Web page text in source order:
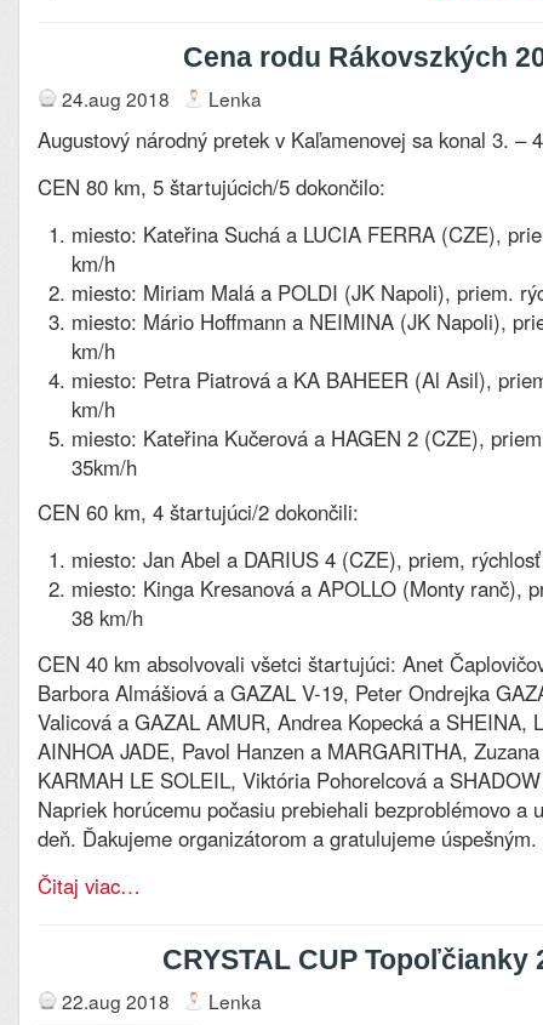
Cena rodu Rákovszkých
24.aug 2018 Lenka
Augustový národný pretek v Kaľamenovej sa konal 3. –
CEN 80 km, 5 štartujúcich/5 dokončilo:
miesto: Kateřina Suchá a LUCIA FERRA (CZE),
km/h
miesto: Miriam Malá a POLDI (JK Napoli), priem.
miesto: Mário Hoffmann a NEIMINA (JK Napoli),
km/h
miesto: Petra Piatrová a KA BAHEER (Al Asil),
km/h
miesto: Kateřina Kučerová a HAGEN 2 (CZE),
35km/h
CEN 60 km, 4 štartujúci/2 dokončili:
miesto: Jan Abel a DARIUS 4 (CZE), priem,
miesto: Kinga Kresanová a APOLLO (Monty ranč),
38 km/h
CEN 40 km absolvovali všetci štartujúci: Anet
Barbora Almášiová a GAZAL V-19, Peter Ondrejka
Valicová a GAZAL AMUR, Andrea Kopecká a SHEINA,
AINHOA JADE, Pavol Hanzen a MARGARITHA,
KARMAH LE SOLEIL, Viktória Pohorelcová a
Napriek horúcemu počasiu prebiehali bezproblémovo a
deň. Ďakujeme organizátorom a gratulujeme úspešným.
Čitaj viac…
CRYSTAL CUP Topoľčianky
22.aug 2018 Lenka